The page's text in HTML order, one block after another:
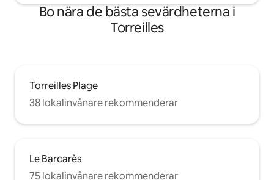
Bo nära de bästa sevärdheterna i
Torreilles
Torreilles Plage
38 lokalinvånare rekommenderar
Le Barcarès
75 lokalinvånare rekommenderar